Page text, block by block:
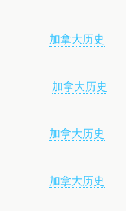
加拿大历史
加拿大历史
加拿大历史
加拿大历史